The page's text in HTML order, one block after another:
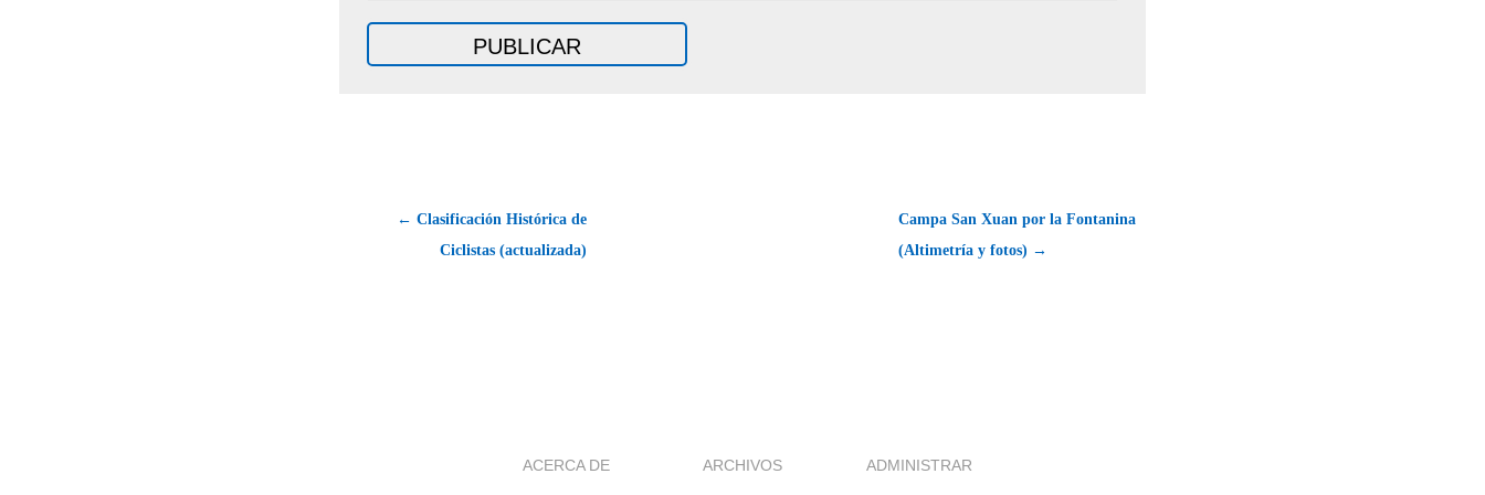
← Clasificación Histórica de
Ciclistas (actualizada)
Campa San Xuan por la Fontanina
(Altimetría y fotos) →
ACERCA DE ARCHIVOS ADMINISTRAR